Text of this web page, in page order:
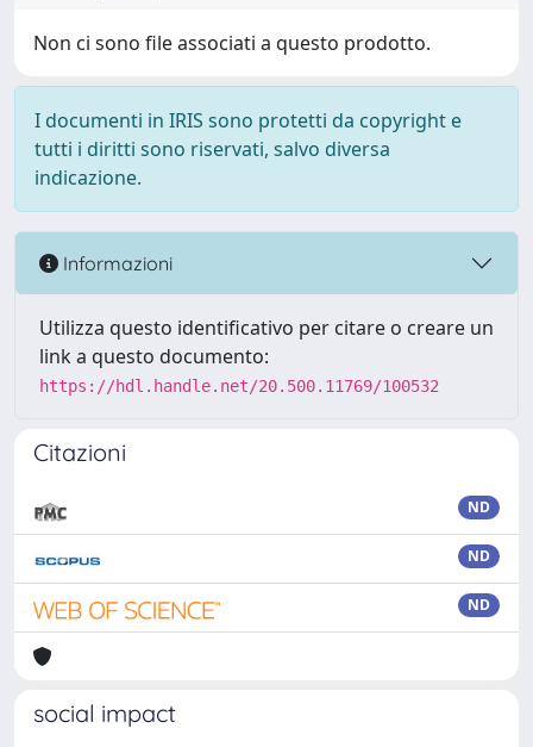
Non ci sono file associati a questo prodotto.
I documenti in IRIS sono protetti da copyright e
tutti i diritti sono riservati, salvo diversa
indicazione.
Informazioni
Utilizza questo identificativo per citare o creare un
link a questo documento:
https://hdl.handle.net/20.500.11769/100532
Citazioni
ND
ND
ND
social impact